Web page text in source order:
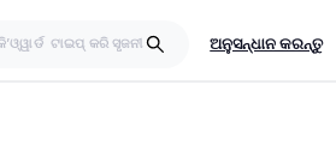
ଅନୁସନ୍ଧାନ କରନ୍ତୁ